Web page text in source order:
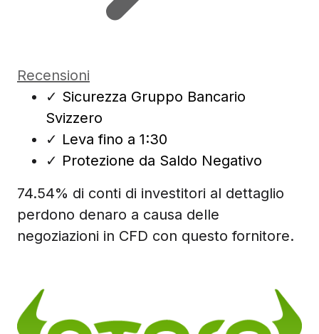
Recensioni
✓ Sicurezza Gruppo Bancario
Svizzero
✓ Leva fino a 1:30
✓ Protezione da Saldo Negativo
74.54% di conti di investitori al dettaglio
perdono denaro a causa delle
negoziazioni in CFD con questo fornitore.